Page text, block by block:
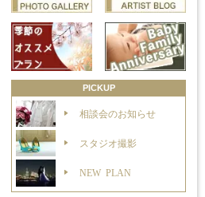
PICKUP
相談会のお知らせ
スタジオ撮影
NEW PLAN